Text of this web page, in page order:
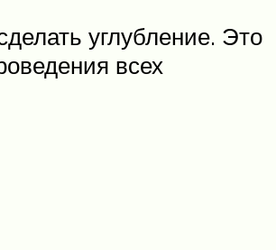
углубление. Это
всех